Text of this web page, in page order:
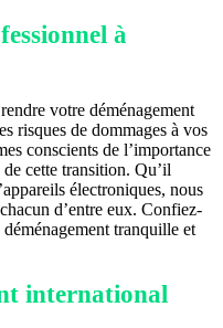
à
votre déménagement
risques de dommages à vos
conscients de l’importance
cette transition. Qu’il
électroniques, nous
d’entre eux. Confiez-
tranquille et
international